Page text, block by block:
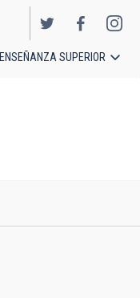
ENSEÑANZA SUPERIOR